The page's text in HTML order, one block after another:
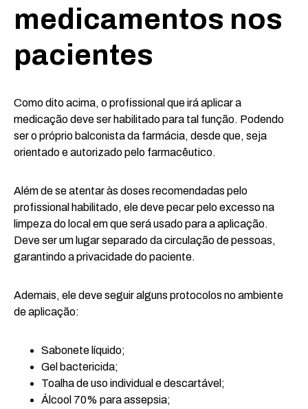
medicamentos nos
pacientes
Como dito acima, o profissional que irá aplicar a
medicação deve ser habilitado para tal função. Podendo
ser o próprio balconista da farmácia, desde que, seja
orientado e autorizado pelo farmacêutico.
Além de se atentar às doses recomendadas pelo
profissional habilitado, ele deve pecar pelo excesso na
limpeza do local em que será usado para a aplicação.
Deve ser um lugar separado da circulação de pessoas,
garantindo a privacidade do paciente.
Ademais, ele deve seguir alguns protocolos no ambiente
de aplicação:
Sabonete líquido;
Gel bactericida;
Toalha de uso individual e descartável;
Álcool 70% para assepsia;